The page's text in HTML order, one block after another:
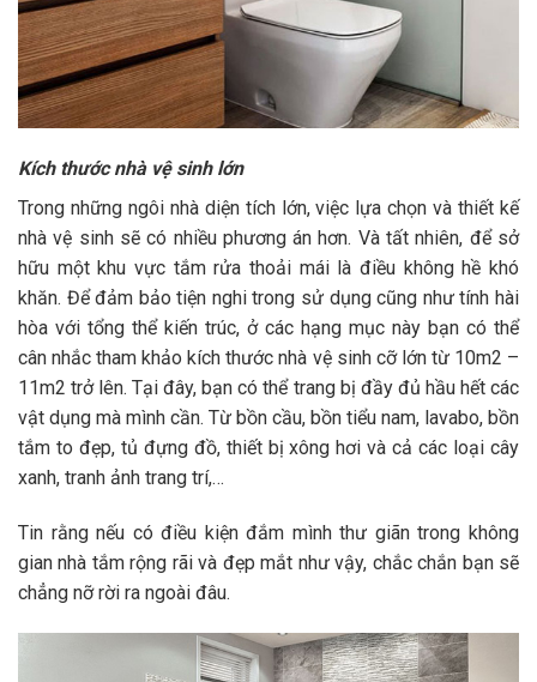
Kích thước nhà vệ sinh lớn
Trong những ngôi nhà diện tích lớn, việc lựa chọn và thiết kế
nhà vệ sinh sẽ có nhiều phương án hơn. Và tất nhiên, để sở
hữu một khu vực tắm rửa thoải mái là điều không hề khó
khăn. Để đảm bảo tiện nghi trong sử dụng cũng như tính hài
hòa với tổng thể kiến trúc, ở các hạng mục này bạn có thể
cân nhắc tham khảo kích thước nhà vệ sinh cỡ lớn từ 10m2 –
11m2 trở lên. Tại đây, bạn có thể trang bị đầy đủ hầu hết các
vật dụng mà mình cần. Từ bồn cầu, bồn tiểu nam, lavabo, bồn
tắm to đẹp, tủ đựng đồ, thiết bị xông hơi và cả các loại cây
xanh, tranh ảnh trang trí,…
Tin rằng nếu có điều kiện đắm mình thư giãn trong không
gian nhà tắm rộng rãi và đẹp mắt như vậy, chắc chắn bạn sẽ
chẳng nỡ rời ra ngoài đâu.